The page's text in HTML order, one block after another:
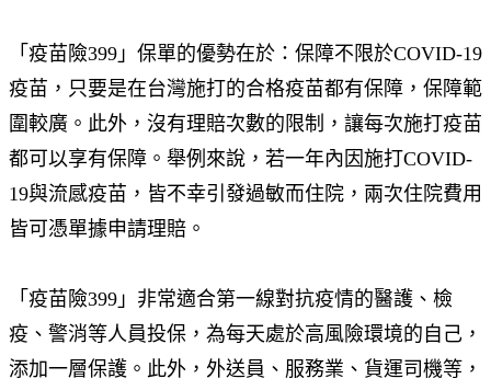
「疫苗險399」保單的優勢在於：保障不限於COVID-19
疫苗，只要是在台灣施打的合格疫苗都有保障，保障範
圍較廣。此外，沒有理賠次數的限制，讓每次施打疫苗
都可以享有保障。舉例來說，若一年內因施打COVID-
19與流感疫苗，皆不幸引發過敏而住院，兩次住院費用
皆可憑單據申請理賠。
「疫苗險399」非常適合第一線對抗疫情的醫護、檢
疫、警消等人員投保，為每天處於高風險環境的自己，
添加一層保護。此外，外送員、服務業、貨運司機等，